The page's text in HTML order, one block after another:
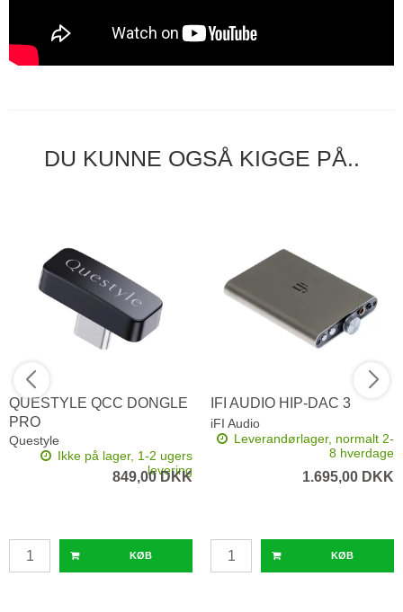
DU KUNNE OGSÅ KIGGE PÅ..
QUESTYLE QCC DONGLE
PRO
Questyle
Ikke på lager, 1-2 ugers
levering
849,00 DKK
KØB
IFI AUDIO HIP-DAC 3
iFI Audio
Leverandørlager, normalt 2-
8 hverdage
1.695,00 DKK
KØB